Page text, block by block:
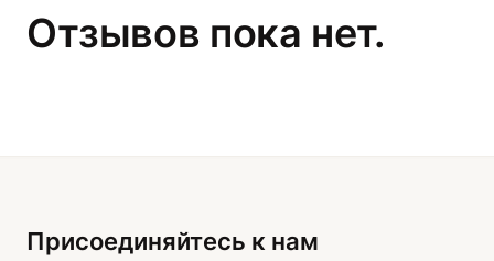
Отзывов пока нет.
Присоединяйтесь к нам